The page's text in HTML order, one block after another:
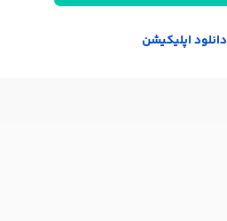
دانلود اپلیکیشن